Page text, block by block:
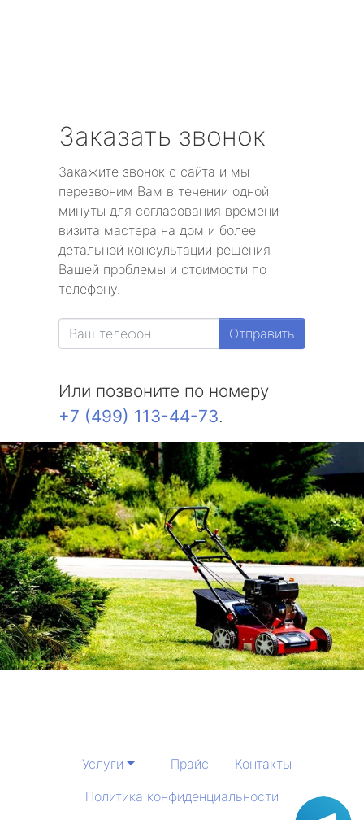
Заказать звонок
Закажите звонок с сайта и мы
перезвоним Вам в течении одной
минуты для согласования времени
визита мастера на дом и более
детальной консультации решения
Вашей проблемы и стоимости по
телефону.
Отправить
Или позвоните по номеру
+7 (499) 113-44-73.
Услуги Прайс
Контакты
Политика конфиденциальности